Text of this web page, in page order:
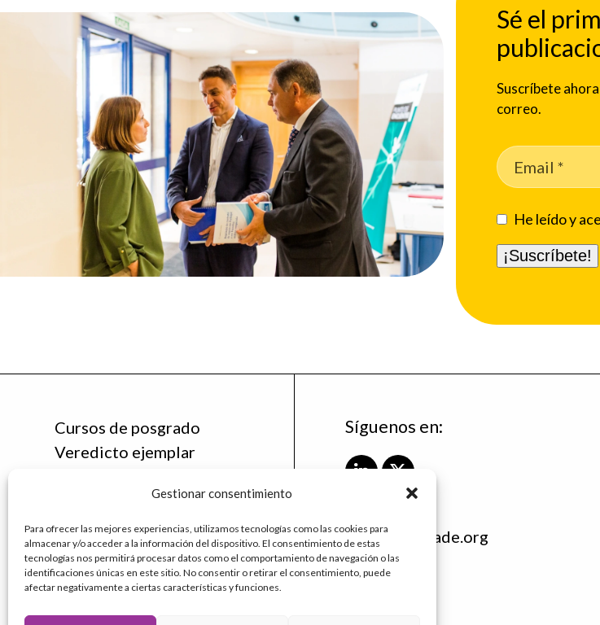
Gestionar consentimiento
Para ofrecer las mejores experiencias, utilizamos tecnologías como las cookies para
almacenar y/o acceder a la información del dispositivo. El consentimiento de estas
tecnologías nos permitirá procesar datos como el comportamiento de navegación o las
identificaciones únicas en este sitio. No consentir o retirar el consentimiento, puede
afectar negativamente a ciertas características y funciones.
Sé el
Suscríbete
correo.
He leído y
Cursos de posgrado
Veredicto ejemplar
Contáctanos
Síguenos en:
k
e
d
I
T
t
fundacioninade.org
udc.es